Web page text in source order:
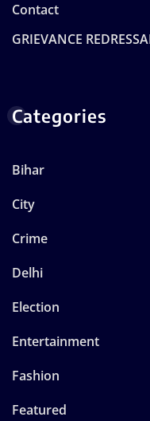
Contact
GRIEVANCE
Categories
Bihar
City
Crime
Delhi
Election
Entertainment
Fashion
Featured